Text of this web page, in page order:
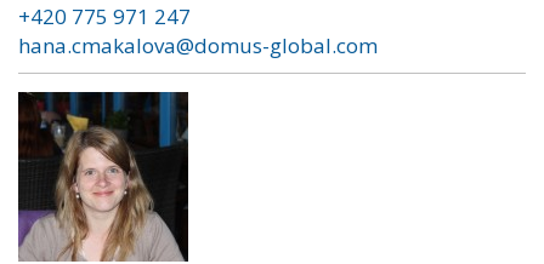
+420 775 971 247
hana.cmakalova@domus-global.com